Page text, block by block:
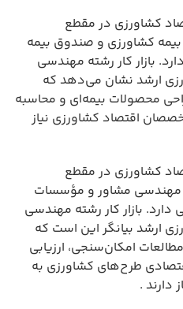
کشاورزی در مقطع
کشاورزی و صندوق بیمه
بازار کار رشته مهندسی
ارشد نشان می‌دهد که
محصولات بیمه‌ای و محاسبه
اقتصاد کشاورزی نیاز
کشاورزی در مقطع
مهندسی مشاور و مؤسسات
بازار کار رشته مهندسی
ارشد بیانگر این است که
امکان‌سنجی، ارزیابی
طرح‌های کشاورزی به
دارند .